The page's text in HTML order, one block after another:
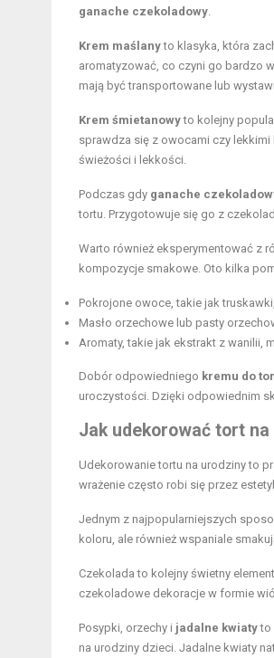
ganache czekoladowy.
Krem maślanyto klasyka, która
aromatyzować, co czyni go bardzo
mają być transportowane lub
Krem śmietanowyto kolejny
sprawdza się z owocami czy
świeżości i lekkości.
Podczas gdy ganache
tortu. Przygotowuje się go z
Warto również eksperymentować z
kompozycje smakowe. Oto kilka
Pokrojone owoce, takie jaktruskawki
Masło orzechowe lub pasty
Aromaty, takie jak ekstrakt z wanilii,
Dobór odpowiedniego kremu do
uroczystości. Dzięki odpowiednim
Jak udekorować tort
Udekorowanie tortu na urodziny to
wrażenie często robi się przez
Jednym z najpopularniejszych
koloru, ale również wspaniale
Czekolada to kolejny świetny
czekoladowe dekoracje w formie
Posypki, orzechy i jadalne kwiatyto
na urodziny dzieci. Jadalne kwiaty